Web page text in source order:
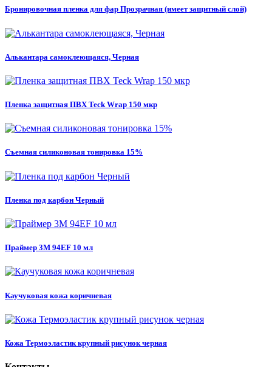
Бронировочная пленка для фар Прозрачная (имеет защитный слой)
Алькантара самоклеющаяся, Черная
Пленка защитная ПВХ Teck Wrap 150 мкр
Съемная силиконовая тонировка 15%
Пленка под карбон Черный
Праймер 3M 94EF 10 мл
Каучуковая кожа коричневая
Кожа Термоэластик крупный рисунок черная